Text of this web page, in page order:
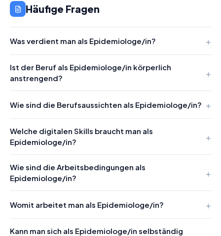
Häufige Fragen
Was verdient man als Epidemiologe/in?
Ist der Beruf als Epidemiologe/in körperlich
anstrengend?
Wie sind die Berufsaussichten als Epidemiologe/in?
Welche digitalen Skills braucht man als
Epidemiologe/in?
Wie sind die Arbeitsbedingungen als
Epidemiologe/in?
Womit arbeitet man als Epidemiologe/in?
Kann man sich als Epidemiologe/in selbständig